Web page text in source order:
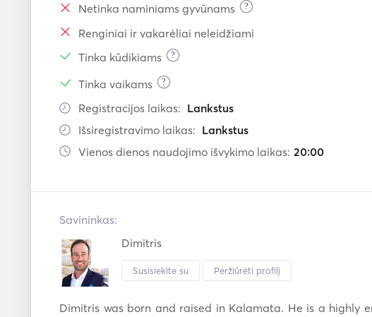
Netinka naminiams gyvūnams
?
Renginiai ir vakarėliai neleidžiami
Tinka kūdikiams
?
Tinka vaikams ?
Registracijos laikas: Lankstus
Išsiregistravimo laikas: Lankstus
Vienos dienos naudojimo išvykimo laikas: 20:00
Savininkas:
Dimitris
Susisiekite su Peržiūrėti profilį
Dimitris was born and raised in Kalamata. He is a highly